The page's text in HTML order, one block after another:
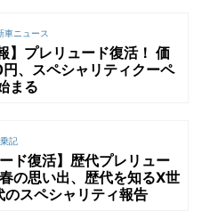
車ニュース
】プレリュード復活！ 価
、スペシャリティクーペ
まる
記
ド復活】歴代プレリュー
の思い出、歴代を知るX世
スペシャリティ報告